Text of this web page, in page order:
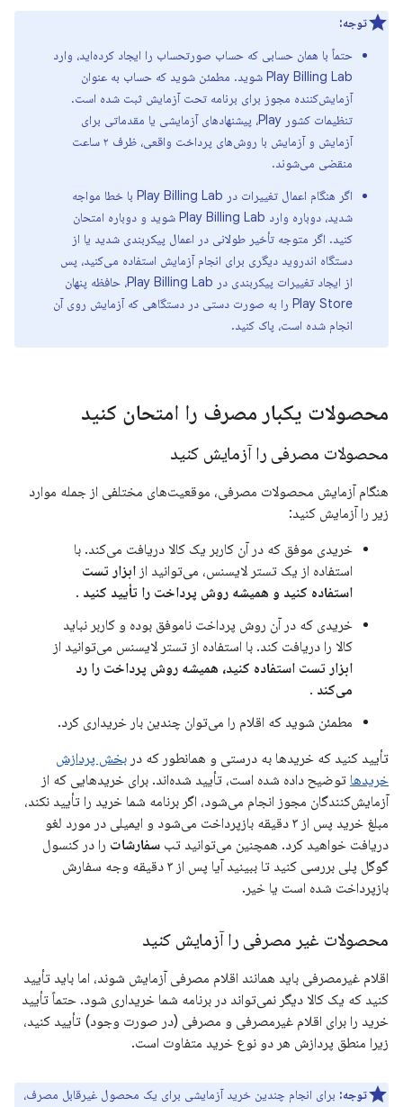
توجه:
حتماً با همان حسابی که حساب صورتحساب را ایجاد کرده‌اید، وارد
Play Billing Lab شوید. مطمئن شوید که حساب به عنوان
آزمایش‌کننده مجوز برای برنامه تحت آزمایش ثبت شده است.
تنظیمات کشور Play، پیشنهادهای آزمایشی یا مقدماتی برای
آزمایش و آزمایش با روش‌های پرداخت واقعی، ظرف ۲ ساعت
منقضی می‌شوند.
اگر هنگام اعمال تغییرات در Play Billing Lab با خطا مواجه
شدید، دوباره وارد Play Billing Lab شوید و دوباره امتحان
کنید. اگر متوجه تأخیر طولانی در اعمال پیکربندی شدید یا از
دستگاه اندروید دیگری برای انجام آزمایش استفاده می‌کنید، پس
از ایجاد تغییرات پیکربندی در Play Billing Lab، حافظه پنهان
Play Store را به صورت دستی در دستگاهی که آزمایش روی آن
انجام شده است، پاک کنید.
محصولات یکبار مصرف را امتحان کنید
محصولات مصرفی را آزمایش کنید
هنگام آزمایش محصولات مصرفی، موقعیت‌های مختلفی از جمله موارد
زیر را آزمایش کنید:
خریدی موفق که در آن کاربر یک کالا دریافت می‌کند. با
استفاده از یک تستر لایسنس، می‌توانید از ابزار تست
استفاده کنید و همیشه روش پرداخت را تأیید کنید .
خریدی که در آن روش پرداخت ناموفق بوده و کاربر نباید
کالا را دریافت کند. با استفاده از تستر لایسنس می‌توانید از
ابزار تست استفاده کنید، همیشه روش پرداخت را رد
می‌کند .
مطمئن شوید که اقلام را می‌توان چندین بار خریداری کرد.
تأیید کنید که خریدها به درستی و همانطور که در بخش پردازش
خریدها توضیح داده شده است، تأیید شده‌اند. برای خریدهایی که از
آزمایش‌کنندگان مجوز انجام می‌شود، اگر برنامه شما خرید را تأیید نکند،
مبلغ خرید پس از ۳ دقیقه بازپرداخت می‌شود و ایمیلی در مورد لغو
دریافت خواهید کرد. همچنین می‌توانید تب سفارشات را در کنسول
گوگل پلی بررسی کنید تا ببینید آیا پس از ۳ دقیقه وجه سفارش
بازپرداخت شده است یا خیر.
محصولات غیر مصرفی را آزمایش کنید
اقلام غیرمصرفی باید همانند اقلام مصرفی آزمایش شوند، اما باید تأیید
کنید که یک کالا دیگر نمی‌تواند در برنامه شما خریداری شود. حتماً تأیید
خرید را برای اقلام غیرمصرفی و مصرفی (در صورت وجود) تأیید کنید،
زیرا منطق پردازش هر دو نوع خرید متفاوت است.
توجه: برای انجام چندین خرید آزمایشی برای یک محصول غیرقابل مصرف،